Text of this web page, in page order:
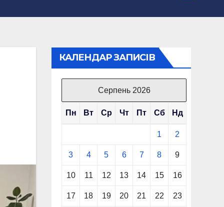
КАЛЕНДАР ЗАПИСІВ
Серпень 2026
Пн Вт Ср Чт Пт Сб Нд
1 2
3 4 5 6 7 8 9
10 11 12 13 14 15 16
17 18 19 20 21 22 23